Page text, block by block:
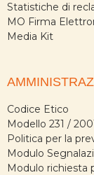
Statistiche di
MO Firma
Media Kit
Codice Etico
Modello 231 /
Politica per la
Modulo
Modulo richiesta